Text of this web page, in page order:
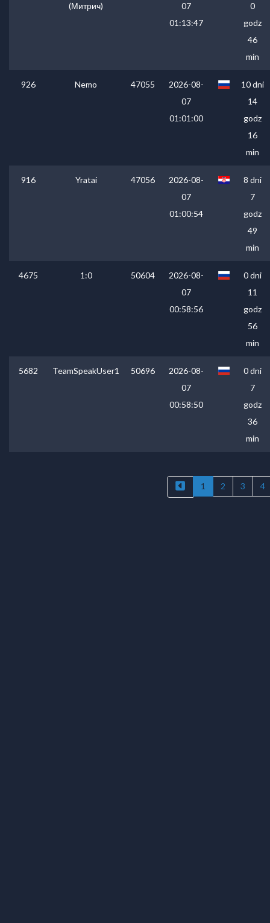
(Митрич)
07
01:13:47
0
godz
46
min
926 Nemo 47055
2026-08-
07
01:01:00
10 dni
14
godz
16
min
916 Yratai 47056
2026-08-
07
01:00:54
8 dni
7
godz
49
min
4675 1:0 50604
2026-08-
07
00:58:56
0 dni
11
godz
56
min
5682 TeamSpeakUser1 50696
2026-08-
07
00:58:50
0 dni
7
godz
36
min
1 2 3 4